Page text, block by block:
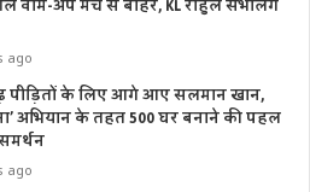
वॉर्म-अप मैच से बाहर, KL राहुल संभालेंगे
ago
पीड़ितों के लिए आगे आए सलमान खान,
अभियान के तहत 500 घर बनाने की पहल
ago